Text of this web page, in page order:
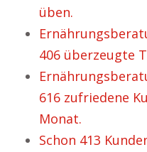
üben.
406 überzeugte
616 zufriedene
Monat.
Schon 413